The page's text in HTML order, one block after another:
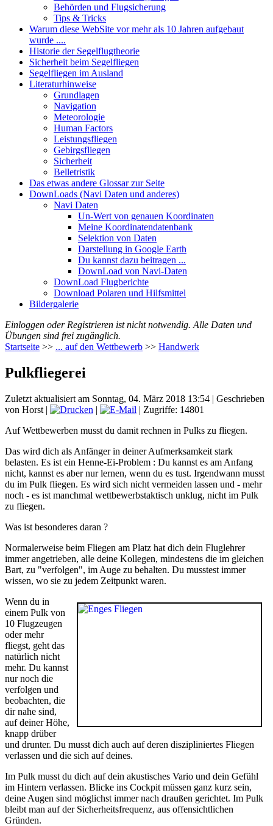
Behörden und Flugsicherung
Tips & Tricks
Warum diese WebSite vor mehr als 10 Jahren aufgebaut
wurde ....
Historie der Segelflugtheorie
Sicherheit beim Segelfliegen
Segelfliegen im Ausland
Literaturhinweise
Grundlagen
Navigation
Meteorologie
Human Factors
Leistungsfliegen
Gebirgsfliegen
Sicherheit
Belletristik
Das etwas andere Glossar zur Seite
DownLoads (Navi Daten und anderes)
Navi Daten
Un-Wert von genauen Koordinaten
Meine Koordinatendatenbank
Selektion von Daten
Darstellung in Google Earth
Du kannst dazu beitragen ...
DownLoad von Navi-Daten
DownLoad Flugberichte
Download Polaren und Hilfsmittel
Bildergalerie
Einloggen oder Registrieren ist nicht notwendig. Alle Daten und
Übungen sind frei zugänglich.
Startseite >> ... auf den Wettbewerb >> Handwerk
Pulkfliegerei
Zuletzt aktualisiert am Sonntag, 04. März 2018 13:54 | Geschrieben
von Horst | |
| Zugriffe: 14801
Auf Wettbewerben musst du damit rechnen in Pulks zu fliegen.
Das wird dich als Anfänger in deiner Aufmerksamkeit stark
belasten. Es ist ein Henne-Ei-Problem : Du kannst es am Anfang
nicht, kannst es aber nur lernen, wenn du es tust. Irgendwann musst
du im Pulk fliegen. Es wird sich nicht vermeiden lassen und - mehr
noch - es ist manchmal wettbewerbstaktisch unklug, nicht im Pulk
zu fliegen.
Was ist besonderes daran ?
Normalerweise beim Fliegen am Platz hat dich dein Fluglehrer
immer angetrieben, alle deine Kollegen, mindestens die im gleichen
Bart, zu "verfolgen", im Auge zu behalten. Du musstest immer
wissen, wo sie zu jedem Zeitpunkt waren.
Wenn du in
einem Pulk von
10 Flugzeugen
oder mehr
fliegst, geht das
natürlich nicht
mehr. Du kannst
nur noch die
verfolgen und
beobachten, die
dir nahe sind,
auf deiner Höhe,
knapp drüber
und drunter. Du musst dich auch auf deren diszipliniertes Fliegen
verlassen und die sich auf deines.
Im Pulk musst du dich auf dein akustisches Vario und dein Gefühl
im Hintern verlassen. Blicke ins Cockpit müssen ganz kurz sein,
deine Augen sind möglichst immer nach draußen gerichtet. Im Pulk
bleibt man auf der Sicherheitsfrequenz, aus offensichtlichen
Gründen.